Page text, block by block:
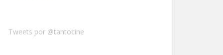
Tweets por @tantocine